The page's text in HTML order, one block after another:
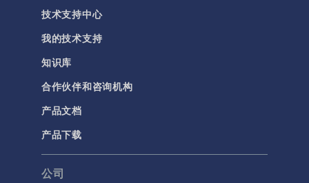
技术支持中心
我的技术支持
知识库
合作伙伴和咨询机构
产品文档
产品下载
公司